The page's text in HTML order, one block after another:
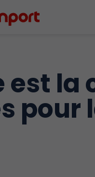
est
pour